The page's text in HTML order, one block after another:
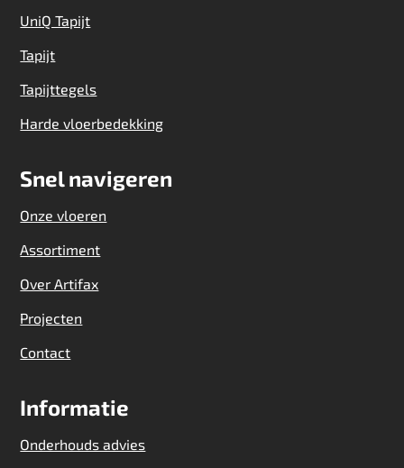
UniQ Tapijt
Tapijt
Tapijttegels
Harde vloerbedekking
Snel navigeren
Onze vloeren
Assortiment
Over Artifax
Projecten
Contact
Informatie
Onderhouds advies